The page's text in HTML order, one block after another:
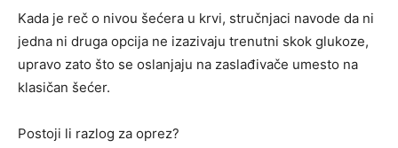
Kada je reč o nivou šećera u krvi, stručnjaci navode da ni
jedna ni druga opcija ne izazivaju trenutni skok glukoze,
upravo zato što se oslanjaju na zaslađivače umesto na
klasičan šećer.
Postoji li razlog za oprez?